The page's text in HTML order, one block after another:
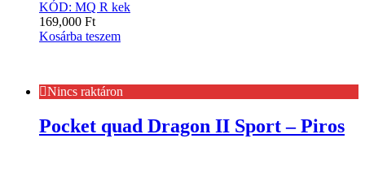
KÓD: MQ R kek
169,000 Ft
Kosárba teszem
Nincs raktáron
Pocket quad Dragon II Sport – Piros